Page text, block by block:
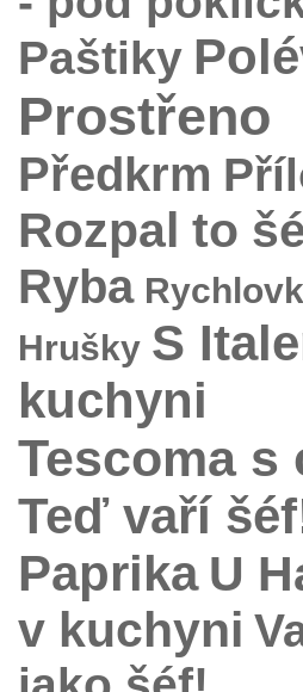
Paštiky
Prostřeno
Předkrm
Rozpal to
Ryba
Hrušky S
kuchyni
Tescoma s
Teď vaří
Paprika U
v kuchyni